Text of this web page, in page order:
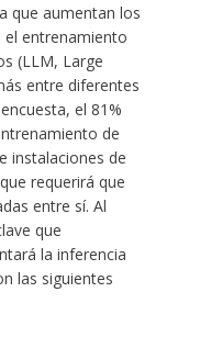
que aumentan los
entrenamiento
(LLM, Large
entre diferentes
el 81%
de
instalaciones de
requerirá que
entre sí. Al
que
la inferencia
las siguientes